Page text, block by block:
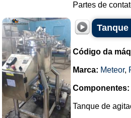
Partes de
Código da
Marca: Meteor,
Componentes:
Tanque de